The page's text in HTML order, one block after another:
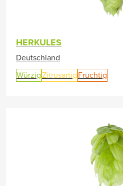
HERKULES
Deutschland
WürzigZitrusartig Fruchtig